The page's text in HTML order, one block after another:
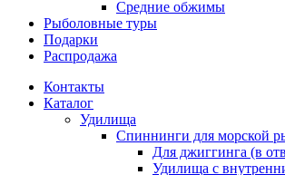
Средние обжимы
Рыболовные туры
Подарки
Распродажа
Контакты
Каталог
Удилища
Спиннинги для морской
Для джиггинга (в
Удилища с